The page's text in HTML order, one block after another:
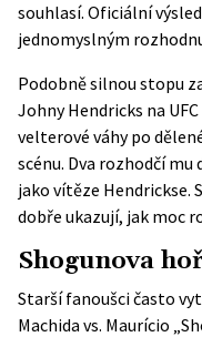
souhlasí. Oficiální
jednomyslným
Podobně silnou stopu
Johny Hendricks na
velterové váhy po
scénu. Dva rozhodčí
jako vítěze Hendrickse.
dobře ukazují, jak moc
Shogunova
Starší fanoušci často
Machida vs. Maurício